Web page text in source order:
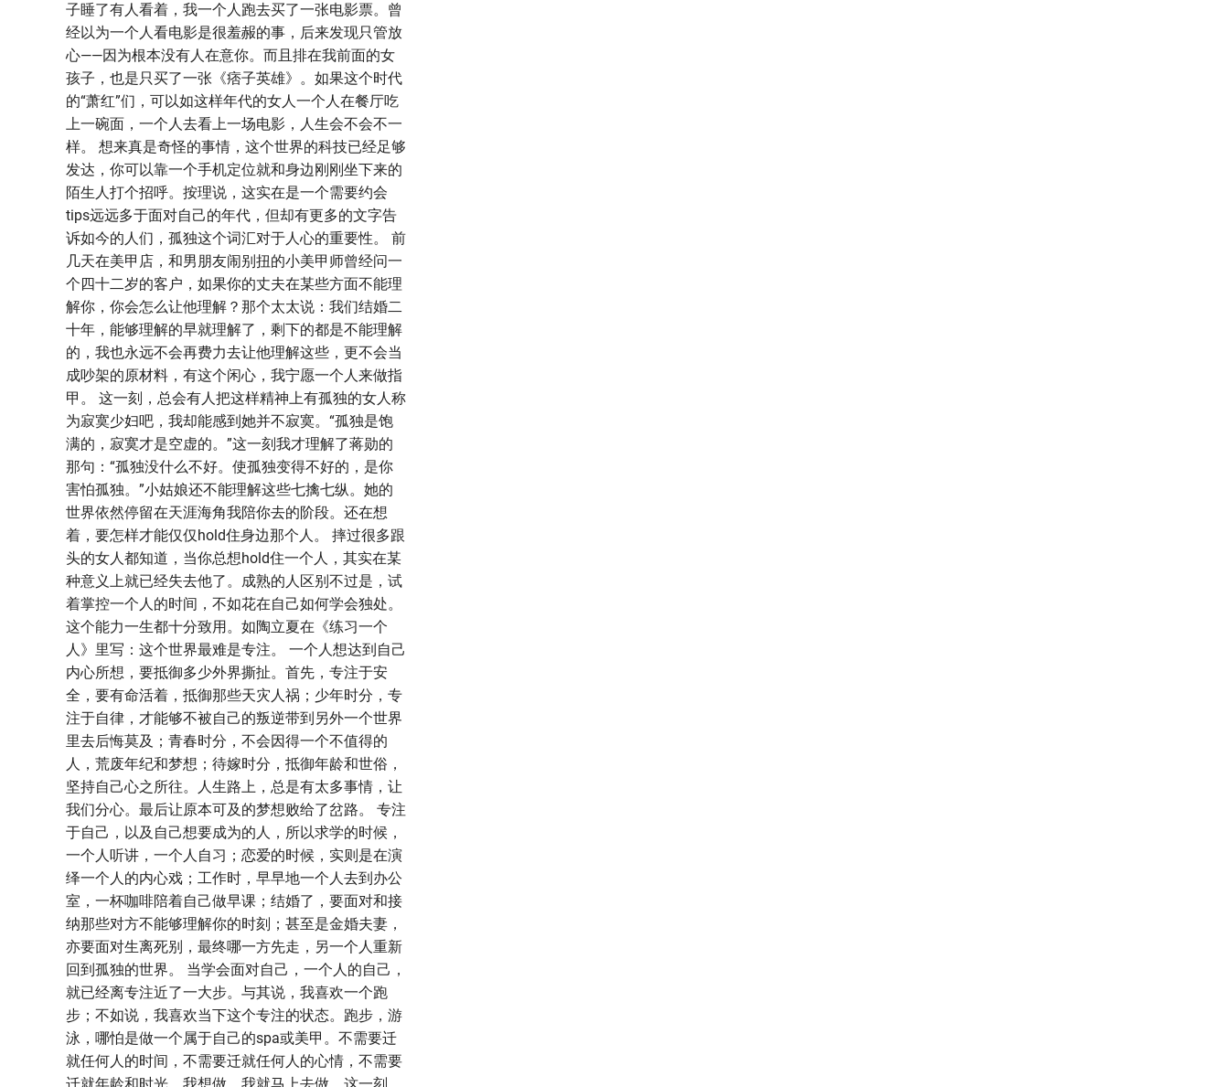
子睡了有人看着，我一个人跑去买了一张电影票。曾
经以为一个人看电影是很羞赧的事，后来发现只管放
心——因为根本没有人在意你。而且排在我前面的女
孩子，也是只买了一张《痞子英雄》。如果这个时代
的“萧红”们，可以如这样年代的女人一个人在餐厅吃
上一碗面，一个人去看上一场电影，人生会不会不一
样。 想来真是奇怪的事情，这个世界的科技已经足够
发达，你可以靠一个手机定位就和身边刚刚坐下来的
陌生人打个招呼。按理说，这实在是一个需要约会
tips远远多于面对自己的年代，但却有更多的文字告
诉如今的人们，孤独这个词汇对于人心的重要性。 前
几天在美甲店，和男朋友闹别扭的小美甲师曾经问一
个四十二岁的客户，如果你的丈夫在某些方面不能理
解你，你会怎么让他理解？那个太太说：我们结婚二
十年，能够理解的早就理解了，剩下的都是不能理解
的，我也永远不会再费力去让他理解这些，更不会当
成吵架的原材料，有这个闲心，我宁愿一个人来做指
甲。 这一刻，总会有人把这样精神上有孤独的女人称
为寂寞少妇吧，我却能感到她并不寂寞。“孤独是饱
满的，寂寞才是空虚的。”这一刻我才理解了蒋勋的
那句：“孤独没什么不好。使孤独变得不好的，是你
害怕孤独。”小姑娘还不能理解这些七擒七纵。她的
世界依然停留在天涯海角我陪你去的阶段。还在想
着，要怎样才能仅仅hold住身边那个人。 摔过很多跟
头的女人都知道，当你总想hold住一个人，其实在某
种意义上就已经失去他了。成熟的人区别不过是，试
着掌控一个人的时间，不如花在自己如何学会独处。
这个能力一生都十分致用。如陶立夏在《练习一个
人》里写：这个世界最难是专注。 一个人想达到自己
内心所想，要抵御多少外界撕扯。首先，专注于安
全，要有命活着，抵御那些天灾人祸；少年时分，专
注于自律，才能够不被自己的叛逆带到另外一个世界
里去后悔莫及；青春时分，不会因得一个不值得的
人，荒废年纪和梦想；待嫁时分，抵御年龄和世俗，
坚持自己心之所往。人生路上，总是有太多事情，让
我们分心。最后让原本可及的梦想败给了岔路。 专注
于自己，以及自己想要成为的人，所以求学的时候，
一个人听讲，一个人自习；恋爱的时候，实则是在演
绎一个人的内心戏；工作时，早早地一个人去到办公
室，一杯咖啡陪着自己做早课；结婚了，要面对和接
纳那些对方不能够理解你的时刻；甚至是金婚夫妻，
亦要面对生离死别，最终哪一方先走，另一个人重新
回到孤独的世界。 当学会面对自己，一个人的自己，
就已经离专注近了一大步。与其说，我喜欢一个跑
步；不如说，我喜欢当下这个专注的状态。跑步，游
泳，哪怕是做一个属于自己的spa或美甲。不需要迁
就任何人的时间，不需要迁就任何人的心情，不需要